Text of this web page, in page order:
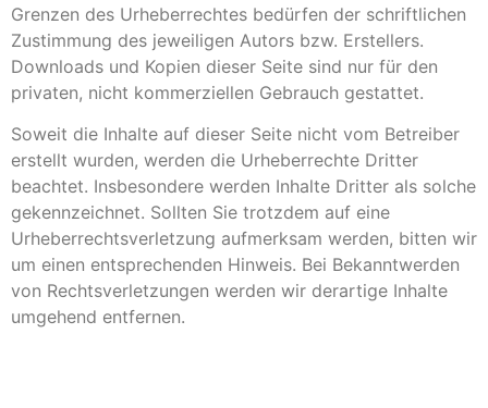
Grenzen des Urheberrechtes bedürfen der schriftlichen
Zustimmung des jeweiligen Autors bzw. Erstellers.
Downloads und Kopien dieser Seite sind nur für den
privaten, nicht kommerziellen Gebrauch gestattet.
Soweit die Inhalte auf dieser Seite nicht vom Betreiber
erstellt wurden, werden die Urheberrechte Dritter
beachtet. Insbesondere werden Inhalte Dritter als solche
gekennzeichnet. Sollten Sie trotzdem auf eine
Urheberrechtsverletzung aufmerksam werden, bitten wir
um einen entsprechenden Hinweis. Bei Bekanntwerden
von Rechtsverletzungen werden wir derartige Inhalte
umgehend entfernen.